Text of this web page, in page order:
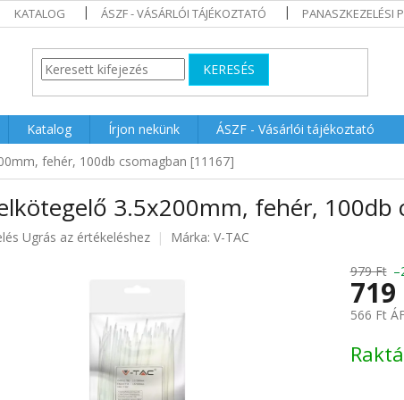
KATALOG ÁSZF - VÁSÁRLÓI TÁJÉKOZTATÓ PANASZKEZELÉSI
KERESÉS
Katalog Írjon nekünk
ÁSZF - Vásárlói tájékoztató
fehér, 100db csomagban [11167]
3.5x200mm, fehér, 100db
Ugrás az értékeléshez Márka: V-TAC
979 Ft
566 Ft